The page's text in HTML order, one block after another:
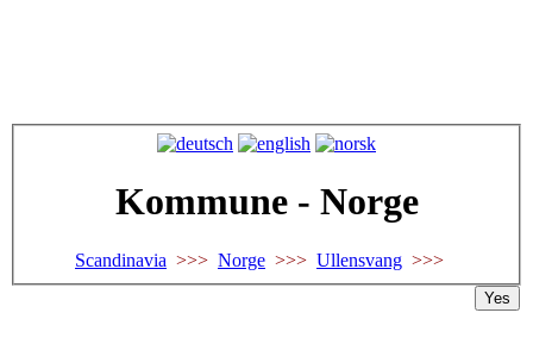
Kommune - Norge
Scandinavia >>> Norge >>> Ullensvang
Yes